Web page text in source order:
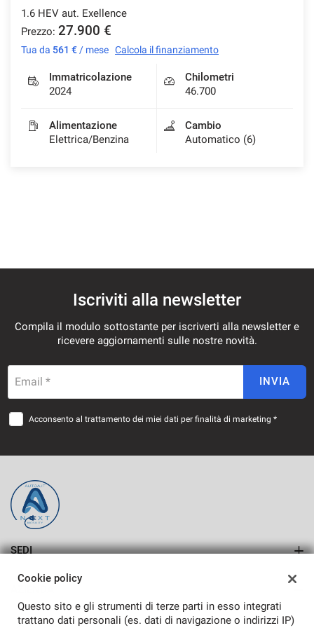
1.6 HEV aut. Exellence
Prezzo: 27.900 €
Tua da 561 € / mese Calcola il finanziamento
Immatricolazione
2024
Chilometri
46.700
Alimentazione
Elettrica/Benzina
Cambio
Automatico (6)
Iscriviti alla newsletter
Compila il modulo sottostante per iscriverti alla newsletter e
ricevere aggiornamenti sulle nostre novità.
Email * INVIA
Acconsento al trattamento dei miei dati per finalità di marketing *
SEDI
SASSARI
Azienda
Cookie policy
Questo sito e gli strumenti di terze parti in esso integrati
trattano dati personali (es. dati di navigazione o indirizzi IP)
Cookie per il miglioramento dell'esperienza utente
Salva